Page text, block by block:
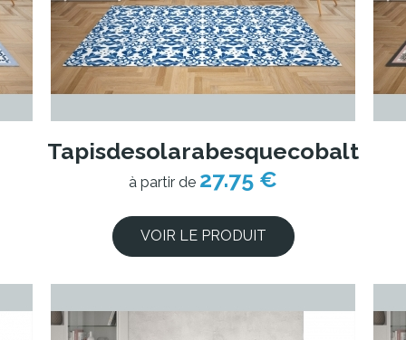
Tapisdesolarabesquecobalt
à partir de 27.75 €
VOIR LE PRODUIT